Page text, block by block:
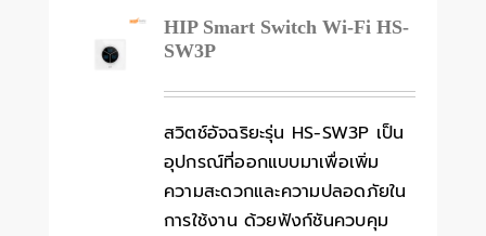
HIP Smart Switch Wi-Fi HS-
SW3P
สวิตช์อัจฉริยะรุ่น HS-SW3P เป็น
อุปกรณ์ที่ออกแบบมาเพื่อเพิ่ม
ความสะดวกและความปลอดภัยใน
การใช้งาน ด้วยฟังก์ชันควบคุม